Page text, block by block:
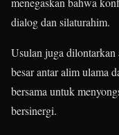
dialog dan silaturahim.
Usulan juga dilontarkan
besar antar alim ulama
bersama untuk
bersinergi.